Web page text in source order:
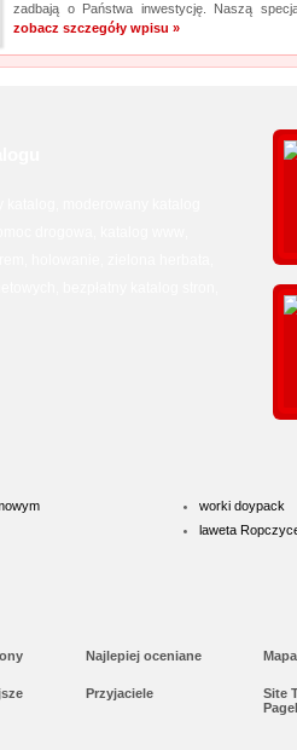
zadbają o Państwa inwestycję. Naszą
zobacz szczegóły wpisu »
worki doypack
laweta
Najlepiej oceniane
Przyjaciele
Site